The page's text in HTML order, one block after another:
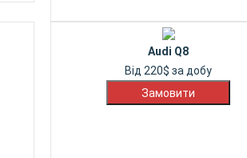
Audi Q8
Від 220$ за добу